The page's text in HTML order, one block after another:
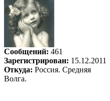
Сообщений: 461
Зарегистрирован: 15.12.2011
Откуда: Россия. Средняя
Волга.